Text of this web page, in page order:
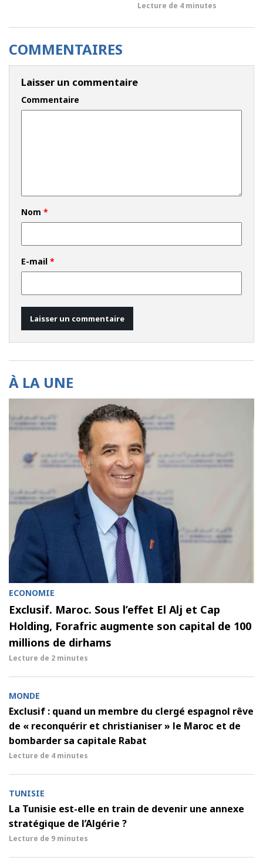
Lecture de 4 minutes
COMMENTAIRES
Laisser un commentaire
Commentaire
Nom *
E-mail *
À LA UNE
ECONOMIE
Exclusif. Maroc. Sous l’effet El Alj et Cap
Holding, Forafric augmente son capital de 100
millions de dirhams
Lecture de 2 minutes
MONDE
Exclusif : quand un membre du clergé espagnol rêve
de « reconquérir et christianiser » le Maroc et de
bombarder sa capitale Rabat
Lecture de 4 minutes
TUNISIE
La Tunisie est-elle en train de devenir une annexe
stratégique de l’Algérie ?
Lecture de 9 minutes